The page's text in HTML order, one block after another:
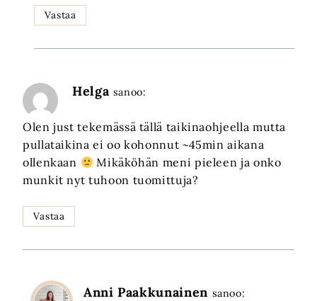
Vastaa
Helga sanoo:
Olen just tekemässä tällä taikinaohjeella mutta
pullataikina ei oo kohonnut ~45min aikana
ollenkaan
Mikäköhän meni pieleen ja onko
munkit nyt tuhoon tuomittuja?
Vastaa
Anni Paakkunainen sanoo: